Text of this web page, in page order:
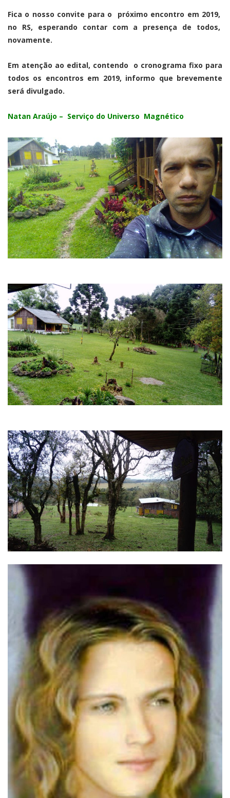
Fica o nosso convite para o próximo encontro em 2019,
no RS, esperando contar com a presença de todos,
novamente.
Em atenção ao edital, contendo o cronograma fixo para
todos os encontros em 2019, informo que brevemente
será divulgado.
Natan Araújo – Serviço do Universo Magnético